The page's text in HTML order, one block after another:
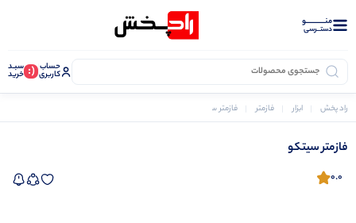
منــــــــــــو
دستــرسی
حساب
کاربری (: سبـد
خرید
راد پخش ابزار فازمتر فازمتر سیتکو
فازمتر سیتکو
0.0